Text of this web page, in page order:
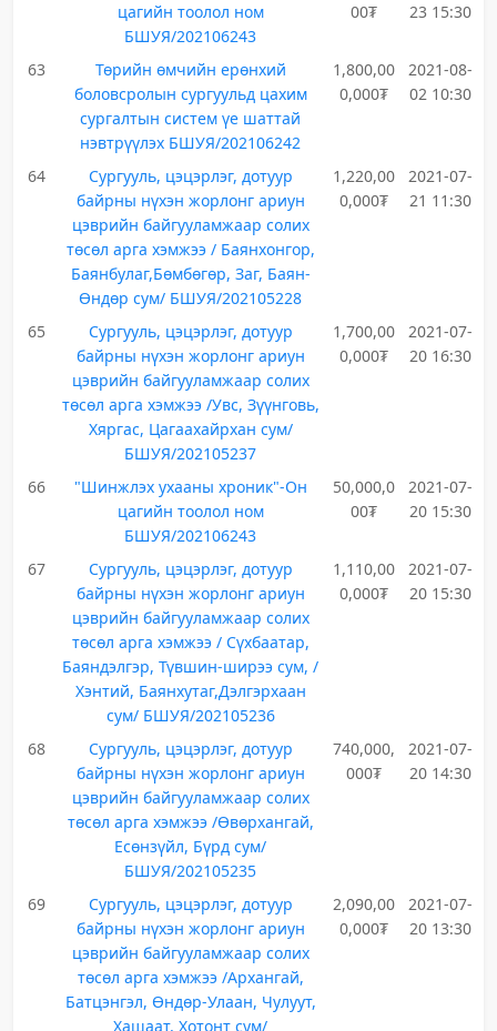
цагийн тоолол ном
БШУЯ/202106243
00₮
23 15:30
63
Төрийн өмчийн ерөнхий
боловсролын сургуульд цахим
сургалтын систем үе шаттай
нэвтрүүлэх БШУЯ/202106242
1,800,00
0,000₮
2021-08-
02 10:30
64
Сургууль, цэцэрлэг, дотуур
байрны нүхэн жорлонг ариун
цэврийн байгууламжаар солих
төсөл арга хэмжээ / Баянхонгор,
Баянбулаг,Бөмбөгөр, Заг, Баян-
Өндөр сум/ БШУЯ/202105228
1,220,00
0,000₮
2021-07-
21 11:30
65
Сургууль, цэцэрлэг, дотуур
байрны нүхэн жорлонг ариун
цэврийн байгууламжаар солих
төсөл арга хэмжээ /Увс, Зүүнговь,
Хяргас, Цагаахайрхан сум/
БШУЯ/202105237
1,700,00
0,000₮
2021-07-
20 16:30
66
"Шинжлэх ухааны хроник"-Он
цагийн тоолол ном
БШУЯ/202106243
50,000,0
00₮
2021-07-
20 15:30
67
Сургууль, цэцэрлэг, дотуур
байрны нүхэн жорлонг ариун
цэврийн байгууламжаар солих
төсөл арга хэмжээ / Сүхбаатар,
Баяндэлгэр, Түвшин-ширээ сум, /
Хэнтий, Баянхутаг,Дэлгэрхаан
сум/ БШУЯ/202105236
1,110,00
0,000₮
2021-07-
20 15:30
68
Сургууль, цэцэрлэг, дотуур
байрны нүхэн жорлонг ариун
цэврийн байгууламжаар солих
төсөл арга хэмжээ /Өвөрхангай,
Есөнзүйл, Бүрд сум/
БШУЯ/202105235
740,000,
000₮
2021-07-
20 14:30
69
Сургууль, цэцэрлэг, дотуур
байрны нүхэн жорлонг ариун
цэврийн байгууламжаар солих
төсөл арга хэмжээ /Архангай,
Батцэнгэл, Өндөр-Улаан, Чулуут,
Хашаат, Хотонт сум/
2,090,00
0,000₮
2021-07-
20 13:30